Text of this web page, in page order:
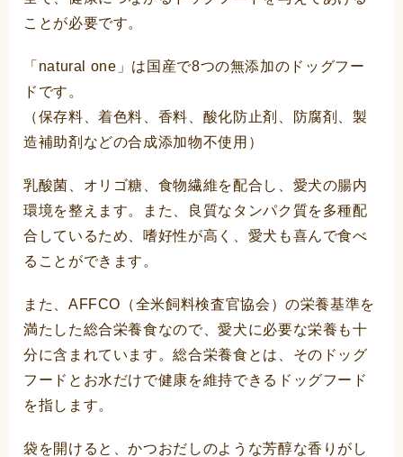
ことが必要です。
「natural one」は国産で8つの無添加のドッグフー
ドです。
（保存料、着色料、香料、酸化防止剤、防腐剤、製
造補助剤などの合成添加物不使用）
乳酸菌、オリゴ糖、食物繊維を配合し、愛犬の腸内
環境を整えます。また、良質なタンパク質を多種配
合しているため、嗜好性が高く、愛犬も喜んで食べ
ることができます。
また、AFFCO（全米飼料検査官協会）の栄養基準を
満たした総合栄養食なので、愛犬に必要な栄養も十
分に含まれています。総合栄養食とは、そのドッグ
フードとお水だけで健康を維持できるドッグフード
を指します。
袋を開けると、かつおだしのような芳醇な香りがし